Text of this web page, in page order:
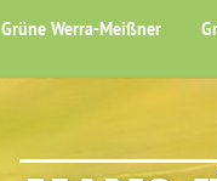
Grüne Werra-Meißner